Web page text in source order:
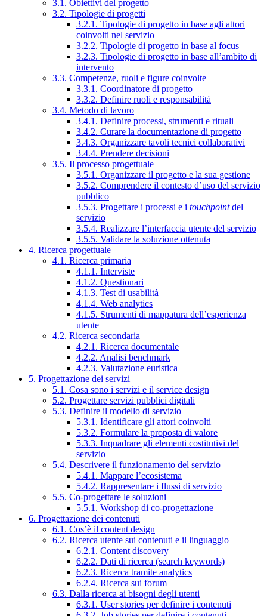
3.1. Obiettivi del progetto
3.2. Tipologie di progetti
3.2.1. Tipologie di progetto in base agli attori
coinvolti nel servizio
3.2.2. Tipologie di progetto in base al focus
3.2.3. Tipologie di progetto in base all’ambito di
intervento
3.3. Competenze, ruoli e figure coinvolte
3.3.1. Coordinatore di progetto
3.3.2. Definire ruoli e responsabilità
3.4. Metodo di lavoro
3.4.1. Definire processi, strumenti e rituali
3.4.2. Curare la documentazione di progetto
3.4.3. Organizzare tavoli tecnici collaborativi
3.4.4. Prendere decisioni
3.5. Il processo progettuale
3.5.1. Organizzare il progetto e la sua gestione
3.5.2. Comprendere il contesto d’uso del servizio
pubblico
3.5.3. Progettare i processi e i touchpointdel
servizio
3.5.4. Realizzare l’interfaccia utente del servizio
3.5.5. Validare la soluzione ottenuta
4. Ricerca progettuale
4.1. Ricerca primaria
4.1.1. Interviste
4.1.2. Questionari
4.1.3. Test di usabilità
4.1.4. Web analytics
4.1.5. Strumenti di mappatura dell’esperienza
utente
4.2. Ricerca secondaria
4.2.1. Ricerca documentale
4.2.2. Analisi benchmark
4.2.3. Valutazione euristica
5. Progettazione dei servizi
5.1. Cosa sono i servizi e il service design
5.2. Progettare servizi pubblici digitali
5.3. Definire il modello di servizio
5.3.1. Identificare gli attori coinvolti
5.3.2. Formulare la proposta di valore
5.3.3. Inquadrare gli elementi costitutivi del
servizio
5.4. Descrivere il funzionamento del servizio
5.4.1. Mappare l’ecosistema
5.4.2. Rappresentare i flussi di servizio
5.5. Co-progettare le soluzioni
5.5.1. Workshop di co-progettazione
6. Progettazione dei contenuti
6.1. Cos’è il content design
6.2. Ricerca utente sui contenuti e il linguaggio
6.2.1. Content discovery
6.2.2. Dati di ricerca (search keywords)
6.2.3. Ricerca tramite analytics
6.2.4. Ricerca sui forum
6.3. Dalla ricerca ai bisogni degli utenti
6.3.1. User stories per definire i contenuti